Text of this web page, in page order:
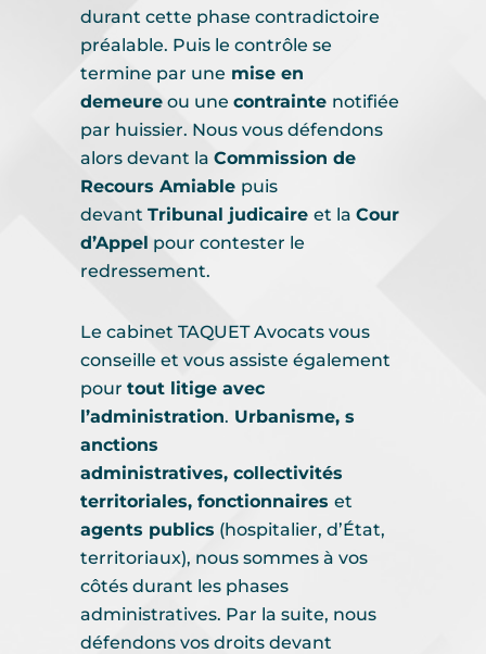
durant cette phase contradictoire
préalable. Puis le contrôle se
termine par une mise en
demeure ou une contrainte notifiée
par huissier. Nous vous défendons
alors devant la Commission de
Recours Amiable puis
devant Tribunal judicaire et la Cour
d’Appel pour contester le
redressement.
Le cabinet TAQUET Avocats vous
conseille et vous assiste également
pour tout litige avec
l’administration. Urbanisme, s
anctions
administratives, collectivités
territoriales, fonctionnaires et
agents publics (hospitalier, d’État,
territoriaux), nous sommes à vos
côtés durant les phases
administratives. Par la suite, nous
défendons vos droits devant